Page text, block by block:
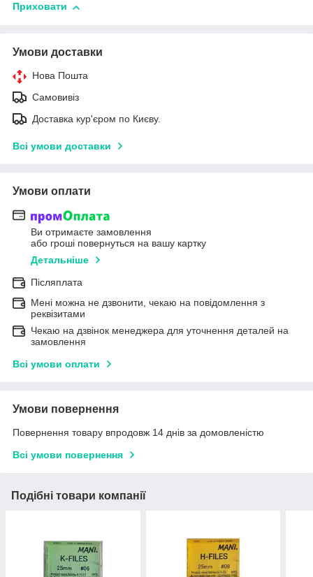
Приховати
Умови доставки
Нова Пошта
Самовивіз
Доставка кур'єром по Києву.
Всі умови доставки
Умови оплати
Ви отримаєте замовлення
або гроші повернуться на вашу картку
Детальніше
Післяплата
Мені можна не дзвонити, чекаю на повідомлення з
реквізитами
Чекаю на дзвінок менеджера для уточнення деталей на
замовлення
Всі умови оплати
Умови повернення
Повернення товару впродовж 14 днів за домовленістю
Всі умови повернення
Подібні товари компанії